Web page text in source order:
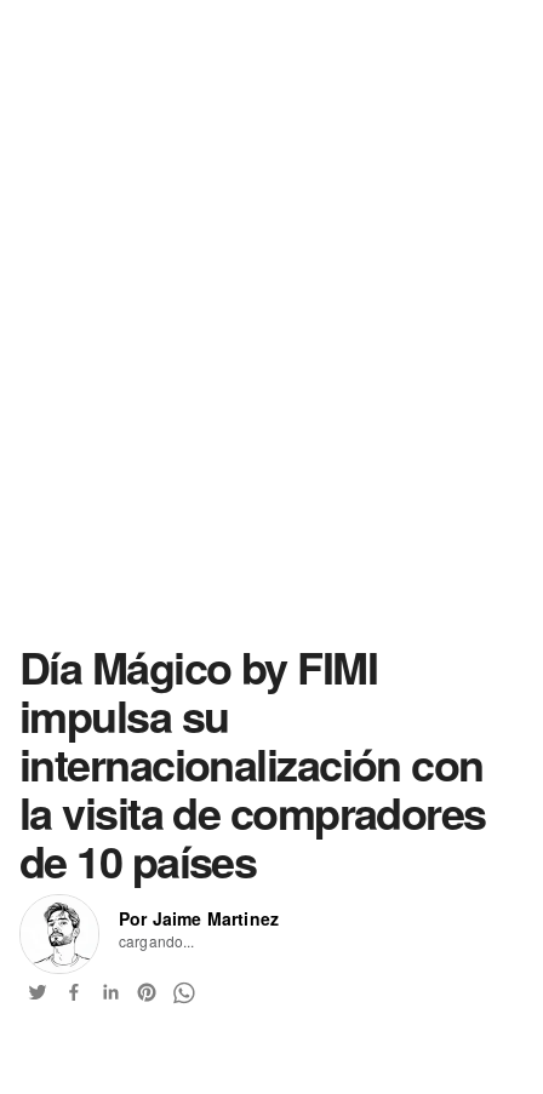
Día Mágico by FIMI
impulsa su
internacionalización con
la visita de compradores
de 10 países
Por Jaime Martinez
cargando...